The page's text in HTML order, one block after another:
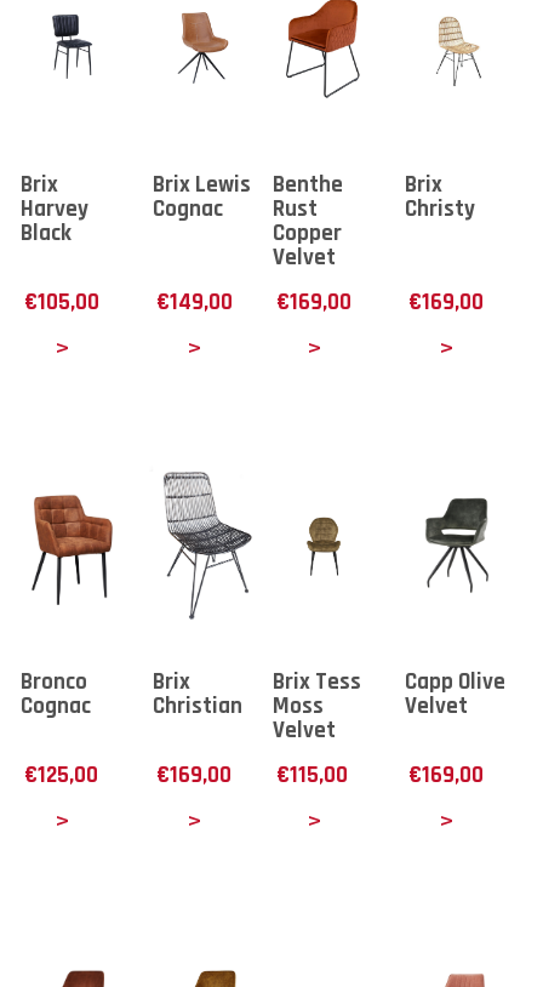
Brix
Harvey
Black
€105,00
Brix Lewis
Cognac
€149,00
Benthe
Rust
Copper
Velvet
€169,00
Brix
Christy
€169,00
Bronco
Cognac
€125,00
Brix
Christian
€169,00
Brix Tess
Moss
Velvet
€115,00
Capp Olive
Velvet
€169,00